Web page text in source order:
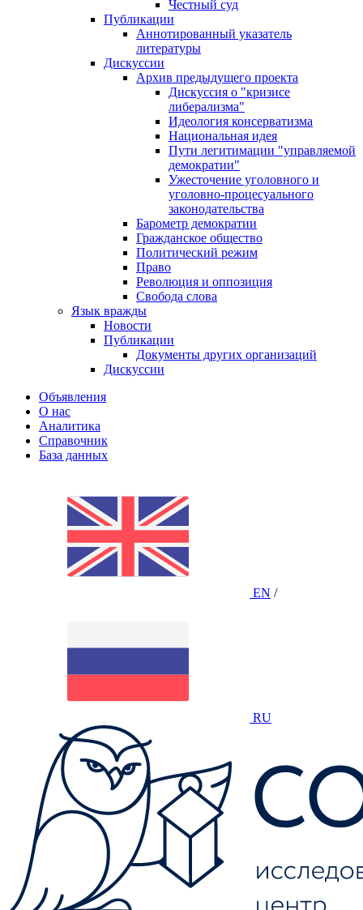
Честный суд
Публикации
Аннотированный указатель
литературы
Дискуссии
Архив предыдущего проекта
Дискуссия о "кризисе
либерализма"
Идеология консерватизма
Национальная идея
Пути легитимации "управляемой
демократии"
Ужесточение уголовного и
уголовно-процесуального
законодательства
Барометр демократии
Гражданское общество
Политический режим
Право
Революция и оппозиция
Свобода слова
Язык вражды
Новости
Публикации
Документы других организаций
Дискуссии
Объявления
О нас
Аналитика
Справочник
База данных
EN /
RU